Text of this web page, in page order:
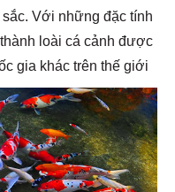
Với những đặc tính
loài cá cảnh được
gia khác trên thế giới